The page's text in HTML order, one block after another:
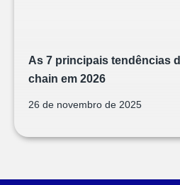
As 7 principais tendências
chain em 2026
26 de novembro de 2025